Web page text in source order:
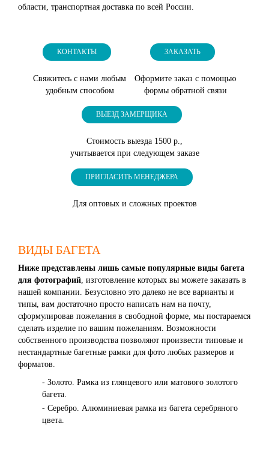
области, транспортная доставка по всей России.
КОНТАКТЫ
Свяжитесь с нами любым
удобным способом
ЗАКАЗАТЬ
Оформите заказ с помощью
формы обратной связи
ВЫЕЗД ЗАМЕРЩИКА
Стоимость выезда 1500 р.,
учитывается при следующем заказе
ПРИГЛАСИТЬ МЕНЕДЖЕРА
Для оптовых и сложных проектов
ВИДЫ БАГЕТА
Ниже представлены лишь самые популярные виды багета
для фотографий, изготовление которых вы можете заказать в
нашей компании. Безусловно это далеко не все варианты и
типы, вам достаточно просто написать нам на почту,
сформулировав пожелания в свободной форме, мы постараемся
сделать изделие по вашим пожеланиям. Возможности
собственного производства позволяют произвести типовые и
нестандартные багетные рамки для фото любых размеров и
форматов.
- Золото. Рамка из глянцевого или матового золотого
багета.
- Серебро. Алюминиевая рамка из багета серебряного
цвета.